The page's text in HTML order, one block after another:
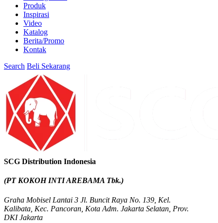
Produk
Inspirasi
Video
Katalog
Berita/Promo
Kontak
Search Beli Sekarang
SCG Distribution Indonesia
(PT KOKOH INTI AREBAMA Tbk.)
Graha Mobisel Lantai 3 Jl. Buncit Raya No. 139, Kel.
Kalibata, Kec. Pancoran, Kota Adm. Jakarta Selatan, Prov.
DKI Jakarta